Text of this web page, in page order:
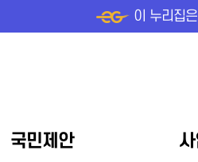
이 누리집
국민제안